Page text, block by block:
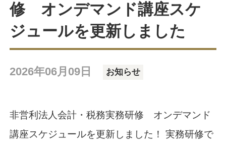
修 オンデマンド講座スケ
ジュールを更新しました
2026年06月09日 お知らせ
非営利法人会計・税務実務研修 オンデマンド
講座スケジュールを更新しました！
実務研修で